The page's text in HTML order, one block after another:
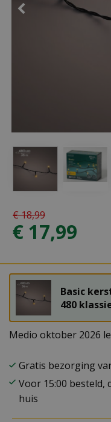
€18,99
€ 17,99
Basic
480
Medio oktober 2026
Gratis bezorging
Voor 15:00 besteld,
huis